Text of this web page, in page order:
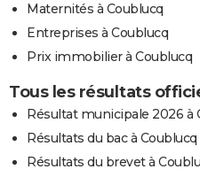
Maternités à Coublucq
Entreprises à Coublucq
Prix immobilier à Coublucq
Tous les résultats
Résultat municipale 2026 à
Résultats du bac à Coublucq
Résultats du brevet à